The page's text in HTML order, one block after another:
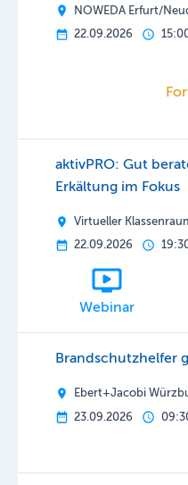
NOWEDA Erfurt/
22.09.2026
aktivPRO: Gut
Erkältung im Fokus
Virtueller
22.09.2026
Webinar
Brandschutzhelfer
Ebert+Jacobi
23.09.2026